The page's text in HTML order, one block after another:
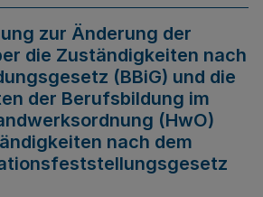
zur Änderung der
die Zuständigkeiten nach
(BBiG) und die
der Berufsbildung im
(HwO)
nach dem